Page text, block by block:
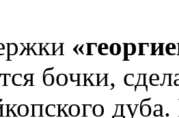
бочки,